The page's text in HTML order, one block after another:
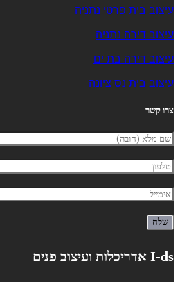
עיצוב בית פרטי נתניה
עיצוב דירה נתניה
עיצוב דירה בת ים
עיצוב בית נס ציונה
צרו קשר
I-ds אדריכלות ועיצוב פנים